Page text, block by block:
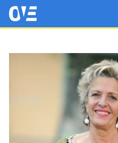
Saltar al contenido principal
OtrasVocesenEducacion.org